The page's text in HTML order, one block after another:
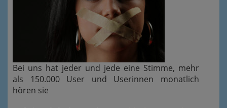
Bei uns hat jeder und jede eine Stimme, mehr
als 150.000 User und Userinnen monatlich
hören sie